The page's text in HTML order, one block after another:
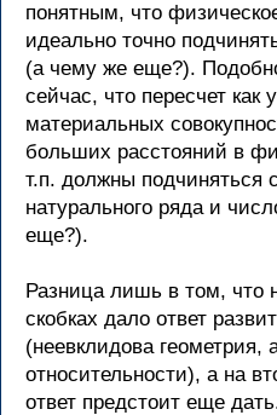
понятным, что
идеально точно
(а чему же еще?).
сейчас, что пересчет как
материальных
больших расстояний в
т.п. должны
натурального ряда и
еще?).
Разница лишь в том, что
скобках дало ответ
(неевклидова геометрия,
относительности), а на
ответ предстоит еще